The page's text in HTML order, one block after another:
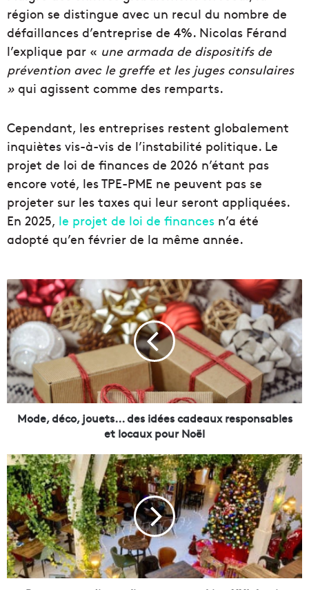
région se distingue avec un recul du nombre de
défaillances d’entreprise de 4%. Nicolas Férand
l’explique par « une armada de dispositifs de
prévention avec le greffe et les juges consulaires
» qui agissent comme des remparts.
Cependant, les entreprises restent globalement
inquiètes vis-à-vis de l’instabilité politique. Le
projet de loi de finances de 2026 n’étant pas
encore voté, les TPE-PME ne peuvent pas se
projeter sur les taxes qui leur seront appliquées.
En 2025, le projet de loi de finances n’a été
adopté qu’en février de la même année.
M
o
d
e
,
d
é
c
o
u
e
t
s
.
.
.
d
e
Mode, déco, jouets... des idées cadeaux responsables
et locaux pour Noël
B
u
r
e
a
u
x
,
s